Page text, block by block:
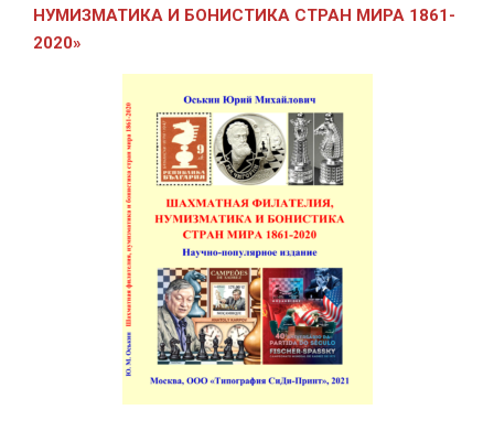
НУМИЗМАТИКА И БОНИСТИКА СТРАН МИРА 1861-
2020»